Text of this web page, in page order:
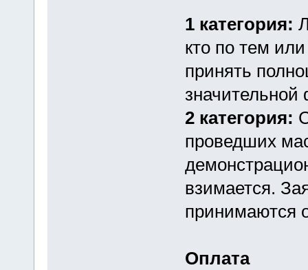
1 категория:
кто по тем
принять
значительной
2 категория:
проведших
взимается.
принимаются
Оплата